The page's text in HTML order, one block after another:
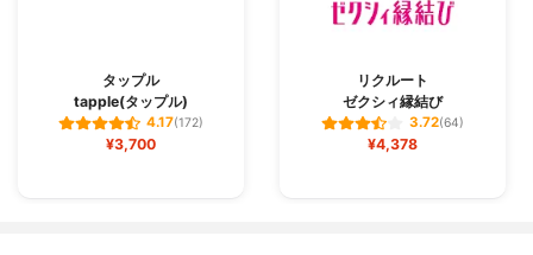
タップル
tapple(タップル)
4.17(172)
¥3,700
リクルート
ゼクシィ縁結び
3.72(64)
¥4,378